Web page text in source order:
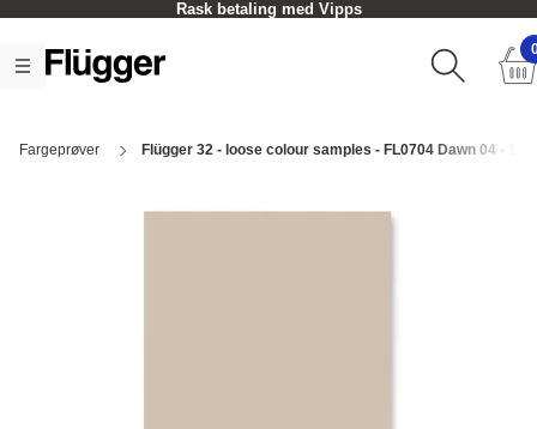
Rask betaling med Vipps
Fargeprøver Flügger 32 - loose colour samples - FL0704 Dawn 04 - 1